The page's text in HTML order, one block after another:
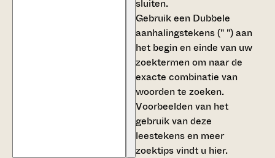
sluiten.
Gebruik een Dubbele
aanhalingstekens (" ")aan
het begin en einde van uw
zoektermen om naar de
exacte combinatie van
woorden te zoeken.
Voorbeelden van het
gebruik van deze
leestekens en meer
zoektips vindt u hier.